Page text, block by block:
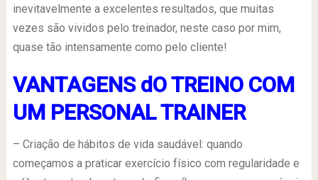
inevitavelmente a excelentes resultados, que muitas
vezes são vividos pelo treinador, neste caso por mim,
quase tão intensamente como pelo cliente!
VANTAGENS dO TREINO COM
UM PERSONAL TRAINER
– Criação de hábitos de vida saudável: quando
começamos a praticar exercício físico com regularidade e